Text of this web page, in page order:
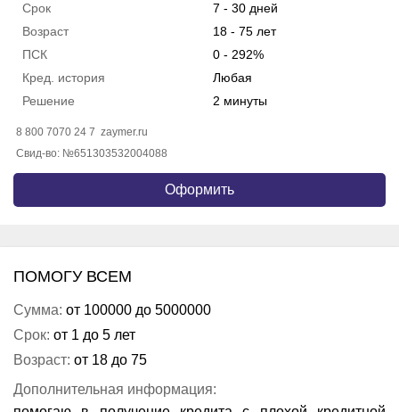
Срок
7 - 30 дней
Возраст
18 - 75 лет
ПСК
0 - 292%
Кред. история
Любая
Решение
2 минуты
8 800 7070 24 7 zaymer.ru
Свид-во: №651303532004088
Оформить
ПОМОГУ ВСЕМ
Сумма: от 100000 до 5000000
Срок: от 1 до 5 лет
Возраст: от 18 до 75
Дополнительная информация: